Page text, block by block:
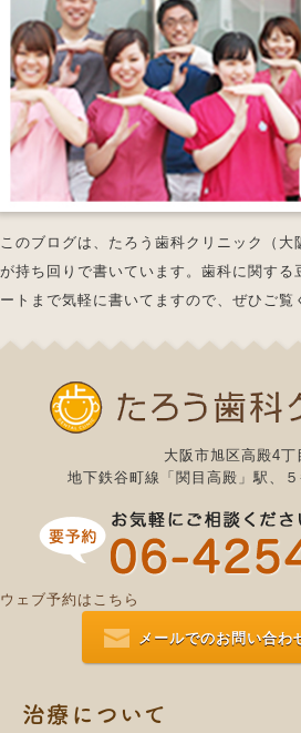
このブログは、たろう歯科クリニック（
が持ち回りで書いています。歯科に関する
ートまで気軽に書いてますので、ぜひご覧
大阪市旭区高殿4丁
地下鉄谷町線「関目高殿」駅、
ウェブ予約はこちら
メールでのお問い合わ
治療について